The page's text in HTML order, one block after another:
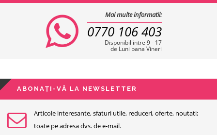
Mai multe informatii:
0770 106 403
Disponibil intre 9 - 17
de Luni pana Vineri
ABONAȚI-VĂ LA NEWSLETTER
Articole interesante, sfaturi utile, reduceri, oferte, noutati;
toate pe adresa dvs. de e-mail.